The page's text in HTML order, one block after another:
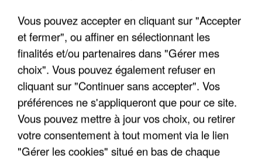
DE FAUNE SAUVAGE SONT...
Vous pouvez accepter en cliquant sur "Accepter
et fermer", ou affiner en sélectionnant les
finalités et/ou partenaires dans "Gérer mes
choix". Vous pouvez également refuser en
cliquant sur "Continuer sans accepter". Vos
préférences ne s'appliqueront que pour ce site.
Vous pouvez mettre à jour vos choix, ou retirer
votre consentement à tout moment via le lien
"Gérer les cookies" situé en bas de chaque